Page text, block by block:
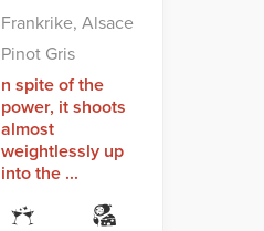
Frankrike, Alsace
Pinot Gris
n spite of the
power, it shoots
almost
weightlessly up
into the ...